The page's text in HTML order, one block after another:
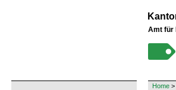
Amt für
Home >